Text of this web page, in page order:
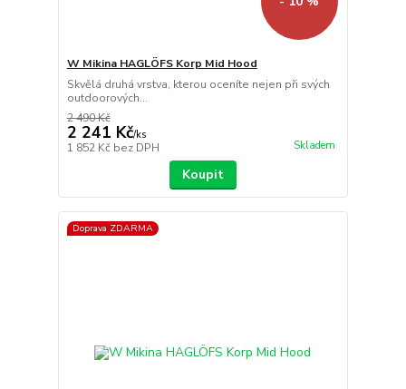
W Mikina HAGLÖFS Korp Mid Hood
Skvělá druhá vrstva, kterou oceníte nejen při svých
outdoorových...
2 490 Kč
2 241 Kč/ks
1 852 Kč bez DPH Skladem
Koupit
Doprava ZDARMA